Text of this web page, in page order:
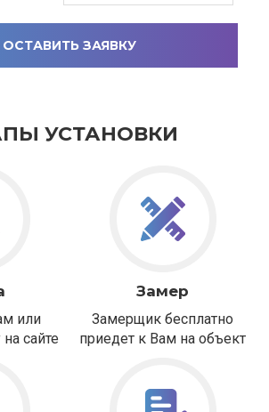
ОСТАВИТЬ ЗАЯВКУ
УСТАНОВКИ
или
сайте
Замер
Замерщик бесплатно
приедет к Вам на объект